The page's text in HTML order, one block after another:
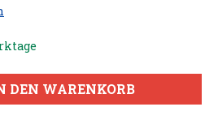
DEN WARENKORB